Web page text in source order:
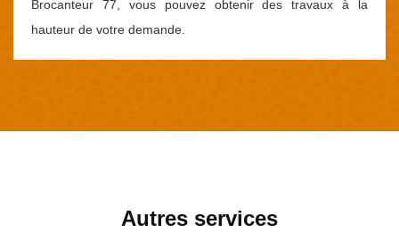
Brocanteur 77, vous pouvez obtenir des travaux à la
hauteur de votre demande.
Autres services